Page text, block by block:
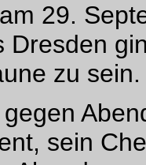
29.
Dresden
zu sein.
sein